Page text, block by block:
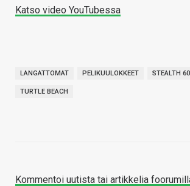
Katso video YouTubessa
LANGATTOMAT PELIKUULOKKEET STEALTH
TURTLE BEACH
Kommentoi uutista tai artikkelia